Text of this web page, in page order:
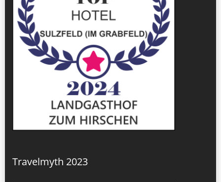
Travelmyth 2023